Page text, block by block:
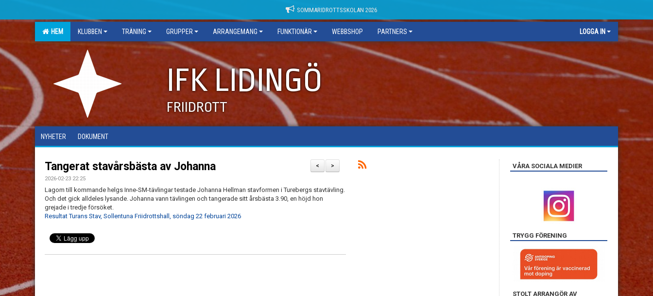
SOMMARIDROTTSSKOLAN 2026
HEM KLUBBEN TRÄNING GRUPPER ARRANGEMANG FUNKTIONÄR WEBBSHOP PARTNERS LOGGA IN
IFK LIDINGÖ
FRIIDROTT
NYHETER DOKUMENT
>
<
Tangerat stavårsbästa av Johanna
2026-02-23 22:25
Lagom till kommande helgs Inne-SM-tävlingar testade Johanna Hellman stavformen i Turebergs stavtävling.
Och det gick alldeles lysande. Johanna vann tävlingen och tangerade sitt årsbästa 3.90, en höjd hon
grejade i tredje försöket.
Resultat Turans Stav, Sollentuna Friidrottshall, söndag 22 februari 2026
VÅRA SOCIALA MEDIER
TRYGG FÖRENING
STOLT ARRANGÖR AV